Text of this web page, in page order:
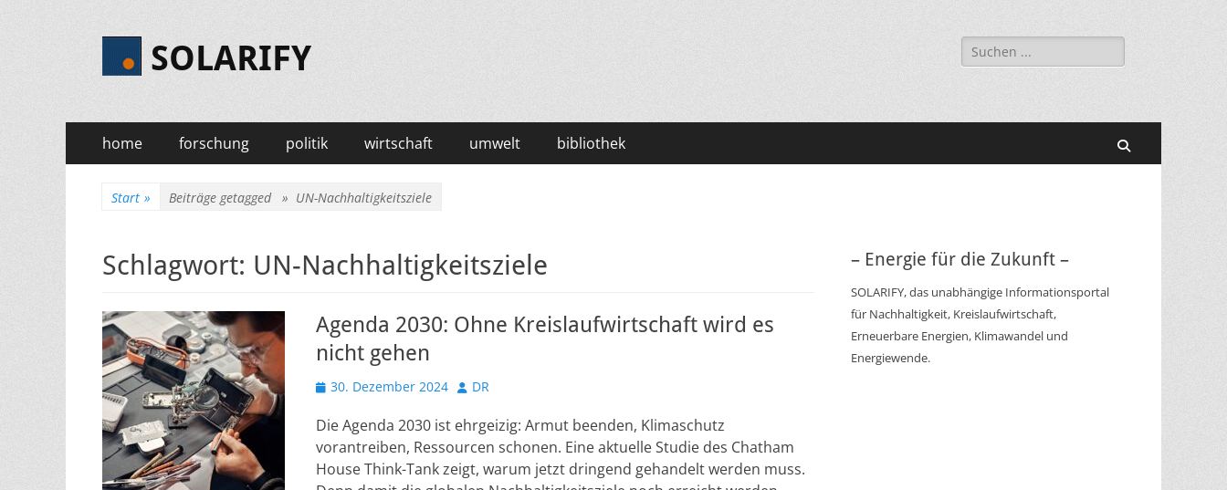
SOLARIFY
Suchen
nach:
Primäres
Menü
Zum
Inhalt
home forschung politik wirtschaft umwelt bibliothek
Start » Beiträge getagged » UN-Nachhaltigkeitsziele
Schlagwort: UN-Nachhaltigkeitsziele
Agenda 2030: Ohne Kreislaufwirtschaft wird es
nicht gehen
Veröffentlicht
30. Dezember 2024 Autor
DR
Die Agenda 2030 ist ehrgeizig: Armut beenden, Klimaschutz
vorantreiben, Ressourcen schonen. Eine aktuelle Studie des Chatham
House Think-Tank zeigt, warum jetzt dringend gehandelt werden muss.
– Energie für die Zukunft –
SOLARIFY, das unabhängige Informationsportal
für Nachhaltigkeit, Kreislaufwirtschaft,
Erneuerbare Energien, Klimawandel und
Energiewende.